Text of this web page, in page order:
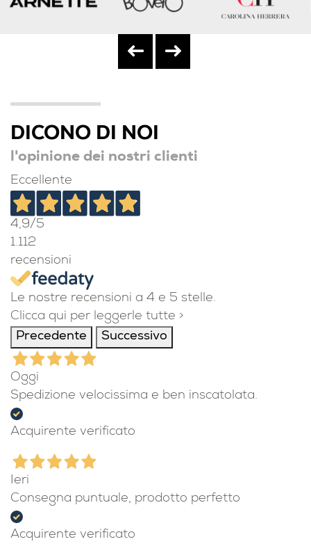
DICONO DI NOI
l'opinione dei nostri clienti
Eccellente
4,9/5
1.112
recensioni
Le nostre recensioni a 4 e 5 stelle.
Clicca qui per leggerle tutte >
Precedente
Successivo
Oggi
Spedizione velocissima e ben inscatolata.
Acquirente verificato
Ieri
Consegna puntuale, prodotto perfetto
Acquirente verificato